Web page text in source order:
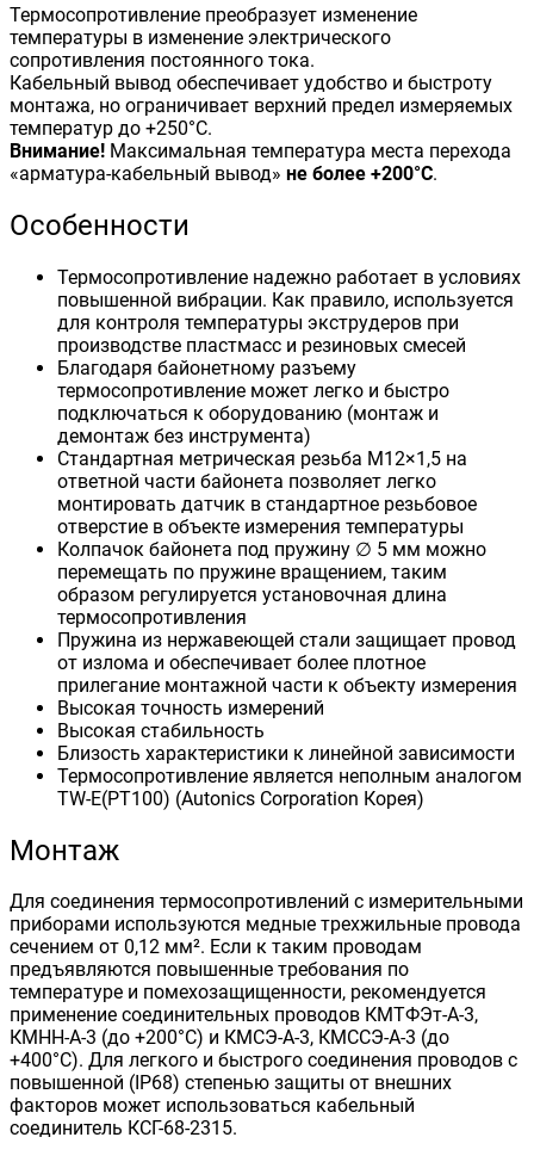
Термосопротивление преобразует изменение
температуры в изменение электрического
сопротивления постоянного тока.
Кабельный вывод обеспечивает удобство и быстроту
монтажа, но ограничивает верхний предел измеряемых
температур до +250°С.
Внимание! Максимальная температура места перехода
«арматура-кабельный вывод» не более +200°С.
Особенности
Термосопротивление надежно работает в условиях
повышенной вибрации. Как правило, используется
для контроля температуры экструдеров при
производстве пластмасс и резиновых смесей
Благодаря байонетному разъему
термосопротивление может легко и быстро
подключаться к оборудованию (монтаж и
демонтаж без инструмента)
Стандартная метрическая резьба М12×1,5 на
ответной части байонета позволяет легко
монтировать датчик в стандартное резьбовое
отверстие в объекте измерения температуры
Колпачок байонета под пружину ∅ 5 мм можно
перемещать по пружине вращением, таким
образом регулируется установочная длина
термосопротивления
Пружина из нержавеющей стали защищает провод
от излома и обеспечивает более плотное
прилегание монтажной части к объекту измерения
Высокая точность измерений
Высокая стабильность
Близость характеристики к линейной зависимости
Термосопротивление является неполным аналогом
TW-E(PT100) (Autonics Corporation Корея)
Монтаж
Для соединения термосопротивлений с измерительными
приборами используются медные трехжильные провода
сечением от 0,12 мм². Если к таким проводам
предъявляются повышенные требования по
температуре и помехозащищенности, рекомендуется
применение соединительных проводов КМТФЭт-А-3,
КМНН-А-3 (до +200°С) и КМСЭ-А-3, КМССЭ-А-3 (до
+400°С). Для легкого и быстрого соединения проводов с
повышенной (IP68) степенью защиты от внешних
факторов может использоваться кабельный
соединитель КСГ-68-2315.